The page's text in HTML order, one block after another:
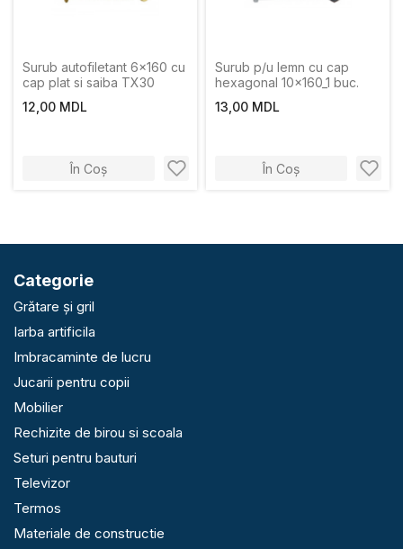
Surub autofiletant 6x160 cu
cap plat si saiba TX30
12,00 MDL
În Coș
Surub p/u lemn cu cap
hexagonal 10x160_1 buc.
13,00 MDL
În Coș
Categorie
Grătare și gril
Iarba artificila
Imbracaminte de lucru
Jucarii pentru copii
Mobilier
Rechizite de birou si scoala
Seturi pentru bauturi
Televizor
Termos
Materiale de constructie